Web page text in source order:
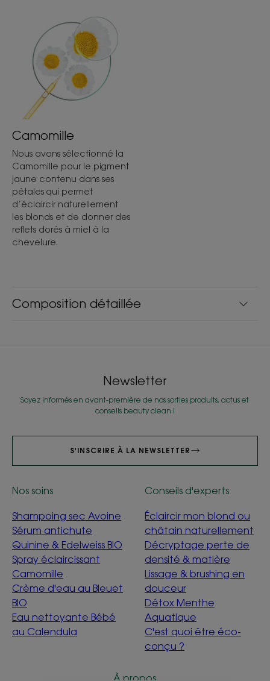
Composition détaillée
Camomille
Nous avons sélectionné la
Camomille pour le pigment
jaune contenu dans ses
pétales qui permet
d’éclaircir naturellement
les blonds et de donner des
reflets dorés à miel à la
chevelure.
Newsletter
Soyez informés en avant-première de nos sorties produits, actus et
conseils beauty clean !
S'INSCRIRE À LA NEWSLETTER
Nos soins
Shampoing sec Avoine
Sérum antichute
Quinine & Edelweiss BIO
Spray éclaircissant
Camomille
Crème d'eau au Bleuet
BIO
Eau nettoyante Bébé
au Calendula
Conseils d'experts
Éclaircir mon blond ou
châtain naturellement
Décryptage perte de
densité & matière
Lissage & brushing en
douceur
Détox Menthe
Aquatique
C'est quoi être éco-
conçu ?
À propos